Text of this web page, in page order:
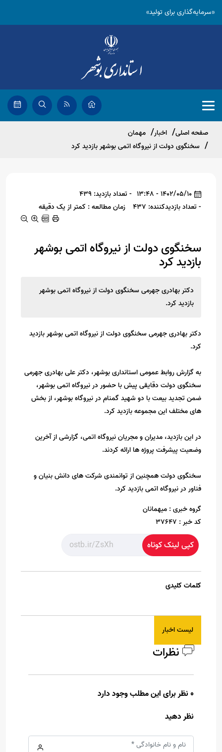
«سرمایه‌گذاری برای تولید»
صفحه اصلی اخبار
مهمان
سخنگوی دولت از نیروگاه اتمی بوشهر بازدید کرد
1402/05/10 - 13:48
- تعداد بازدید: 439
- تعداد بازدیدکننده: 437
زمان مطالعه : کمتر از یک دقیقه
سخنگوی دولت از نیروگاه اتمی بوشهر
بازدید کرد
دکتر بهادری جهرمی سخنگوی دولت از نیروگاه اتمی بوشهر
بازدید کرد.
دکتر بهادری جهرمی سخنگوی دولت از نیروگاه اتمی بوشهر بازدید
کرد.
به گزارش روابط عمومی استانداری بوشهر، دکتر علی بهادری جهرمی
سخنگوی دولت دقایقی پیش با حضور در نیروگاه اتمی بوشهر،
ضمن تجدید بیعت با دو شهید گمنام در نیروگاه بوشهر، از بخش
های مختلف این مجموعه بازدید کرد.
در این بازدید، مدیران و مجریان نیروگاه اتمی، گزارشی از آخرین
وضعیت پیشرفت پروژه ها ارائه کردند.
سخنگوی دولت همچنین از توانمندی شرکت های دانش بنیان و
فناور در نیروگاه اتمی بازدید کرد.
گروه خبری : میهمانان
کد خبر : 37647
کپی لینک کوتاه
کلمات کلیدی
لیست اخبار
نظرات
0 نظر برای این مطلب وجود دارد
نظر دهید